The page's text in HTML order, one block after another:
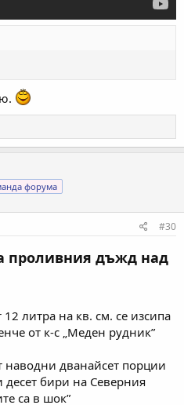
форума
#30
проливния дъжд над
литра на кв. см. се изсипа
от к-с „Меден рудник”
наводни дванайсет порции
бири на Северния
са в шок”